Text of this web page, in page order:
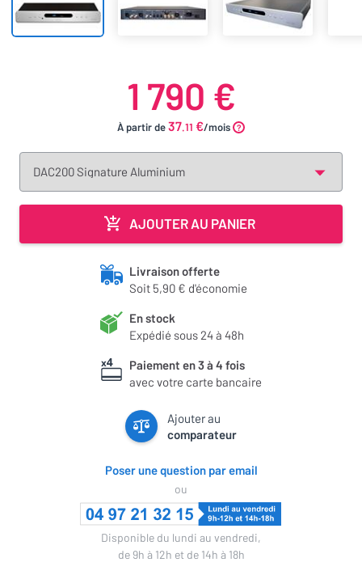
1 790 €
À partir de37.11 €/mois
AJOUTER AU PANIER
Livraison offerte
Soit 5,90 € d'économie
En stock
Expédié sous 24 à 48h
Paiement en 3 à 4 fois
avec votre carte bancaire
Ajouter au
comparateur
Poser une question par email
ou
Disponible du lundi au vendredi,
de 9h à 12h et de 14h à 18h